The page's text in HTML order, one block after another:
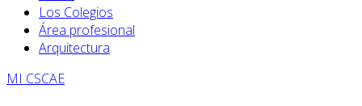
Los Colegios
Área profesional
Arquitectura
MI CSCAE